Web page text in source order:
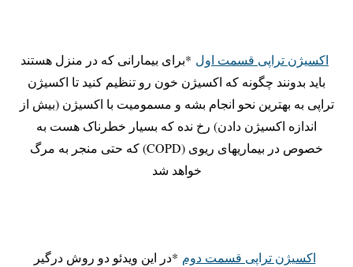
اکسیژن تراپی قسمت اول *برای بیمارانی که در منزل هستند
باید بدونند چگونه که اکسیژن خون رو تنظیم کنید تا اکسیژن
تراپی به بهترین نحو انجام بشه و مسمومیت با اکسیژن (بیش از
اندازه اکسیژن دادن) رخ نده که بسیار خطرناک هست به
خصوص در بیماریهای ریوی (COPD) که حتی منجر به مرگ
خواهد شد
اکسیژن تراپی قسمت دوم *در این ویدئو دو روش درگیر